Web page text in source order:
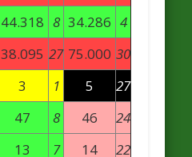
44.318 8 34.286 4
38.095 27 75.000 30
3 1 5
27
47 8 46
24
13 7 14
22